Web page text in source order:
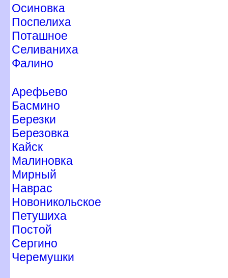
Осиновка
Поспелиха
Поташное
Селиваниха
Фалино
Арефьево
Басмино
Березки
Березовка
Кайск
Малиновка
Мирный
Наврас
Новоникольское
Петушиха
Постой
Сергино
Черемушки